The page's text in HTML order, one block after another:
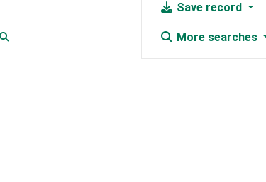
Save record
More searches